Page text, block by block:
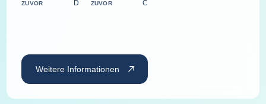
ZUVOR D ZUVOR C
Weitere Informationen